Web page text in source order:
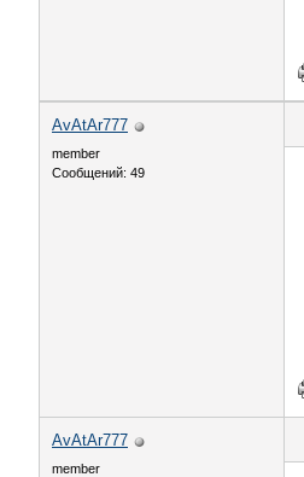
AvAtAr777
member
Сообщений: 49
AvAtAr777
member